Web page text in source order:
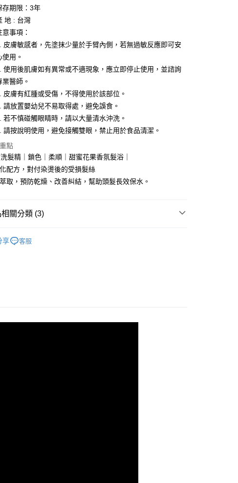
支付
方式
貨付款
NT$65，滿NT$1,500(含以上)免運費
全家取貨
NT$65，滿NT$1,500(含以上)免運費
取貨付款
，滿NT$1,500(含以上)免運費
7-11取貨
，滿NT$1,500(含以上)免運費
，滿NT$1,500(含以上)免運費
存期限：3年
地 : 台灣
意事項：
皮膚敏感者，先塗抹少量於手臂內側，若無過敏反應即可安
使用。
使用後肌膚如有異常或不適現象，應立即停止使用，並諮詢
業醫師。
皮膚有紅腫或受傷，不得使用於該部位。
請放置嬰幼兒不易取得處，避免誤食。
若不慎碰觸眼睛時，請以大量清水沖洗。
請按說明使用，避免接觸雙眼，禁止用於食品清潔。
點
髮精｜鎖色｜柔順｜甜蜜花果香氛髮浴｜
配方，對付染燙後的受損髮絲
取，預防乾燥、改善糾結，幫助頭髮長效保水。
相關分類 (3)
享 客服